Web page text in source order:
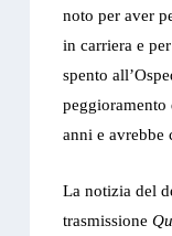
noto per aver
in carriera e
spento
anni e avrebbe
La notizia del
trasmissione